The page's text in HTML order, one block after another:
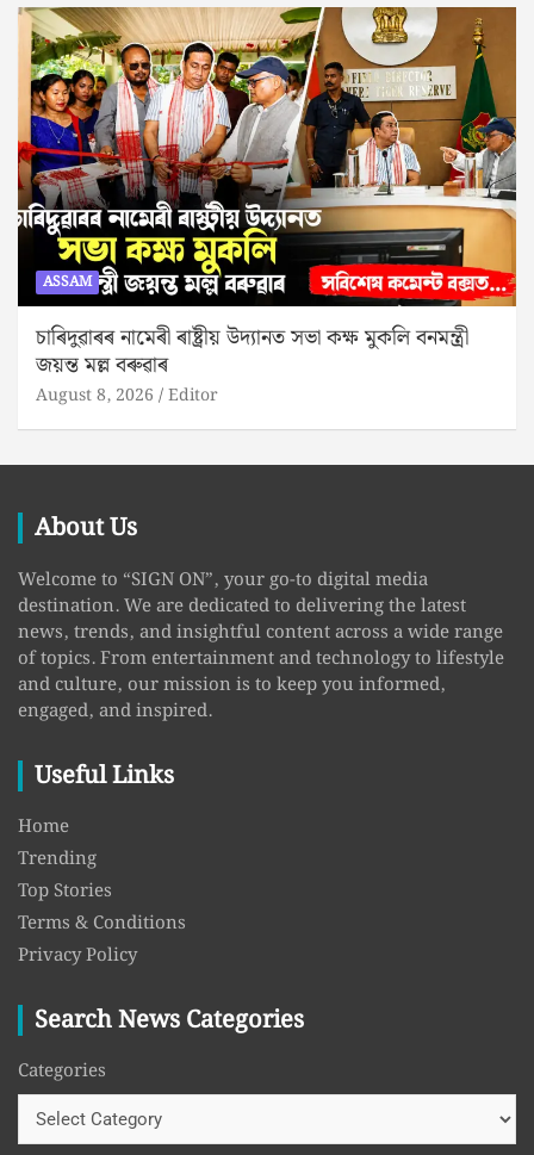
ASSAM
চাৰিদুৱাৰৰ নামেৰী ৰাষ্ট্ৰীয় উদ্যানত সভা কক্ষ মুকলি বনমন্ত্ৰী
জয়ন্ত মল্ল বৰুৱাৰ
August 8, 2026 Editor
About Us
Welcome to “SIGN ON”, your go-to digital media
destination. We are dedicated to delivering the latest
news, trends, and insightful content across a wide range
of topics. From entertainment and technology to lifestyle
and culture, our mission is to keep you informed,
engaged, and inspired.
Useful Links
Home
Trending
Top Stories
Terms & Conditions
Privacy Policy
Search News Categories
Categories